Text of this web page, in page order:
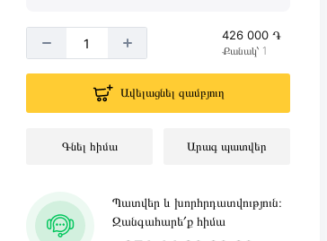
426 000 ֏
Քանակ՝ 1
Ավելացնել զամբյուղ
Գնել հիմա Արագ պատվեր
Պատվեր և խորհրդատվություն։
Զանգահարե՛ք հիմա